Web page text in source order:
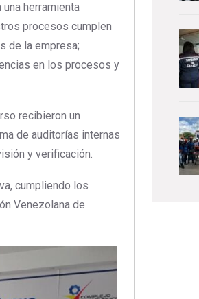
herramienta
procesos cumplen
de la empresa;
en los procesos y
recibieron un
de auditorías internas
y verificación.
cumpliendo los
Venezolana de